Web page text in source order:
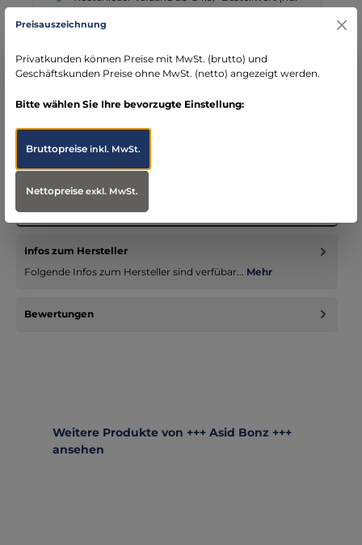
DE)
schneller Versand mit DHL
Bereich Notfallmedizin
komplett mit einer passenden Führungsmandrin mit leicht
Infos zum Hersteller
Folgende Infos zum Hersteller sind verfübar... Mehr
Bewertungen
Produktgalerie überspringen
Weitere Produkte von +++ Asid Bonz +++
ansehen
Preisauszeichnung
Privatkunden können Preise mit MwSt. (brutto) und
Geschäftskunden Preise ohne MwSt. (netto) angezeigt werden.
Bitte wählen Sie Ihre bevorzugte Einstellung:
Bruttopreiseinkl. MwSt.
Nettopreiseexkl. MwSt.